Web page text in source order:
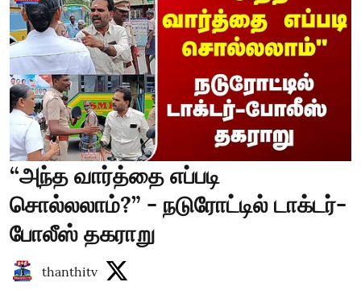
“அந்த வார்த்தை எப்படி
சொல்லலாம்?” - நடுரோட்டில் டாக்டர்-
போலீஸ் தகராறு
thanthitv